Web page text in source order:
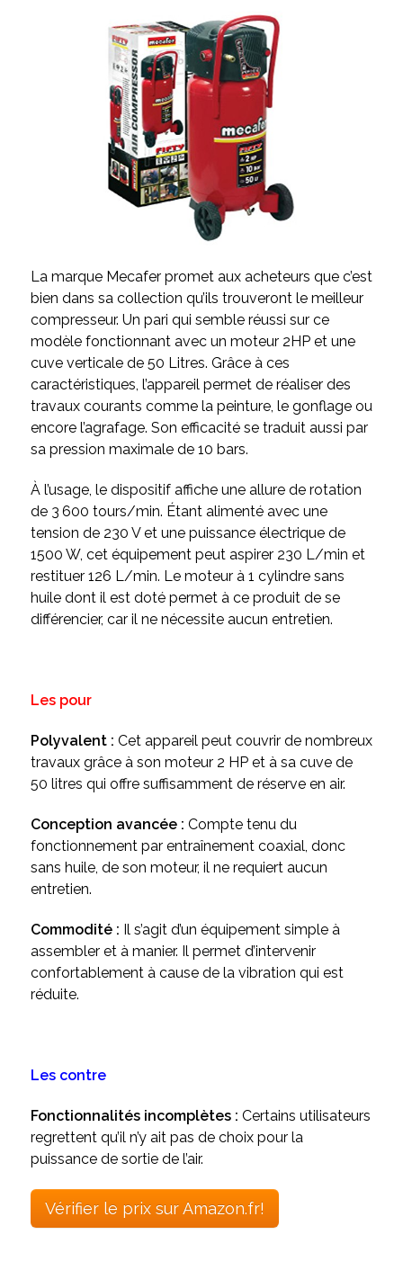
La marque Mecafer promet aux acheteurs que c’est
bien dans sa collection qu’ils trouveront le meilleur
compresseur. Un pari qui semble réussi sur ce
modèle fonctionnant avec un moteur 2HP et une
cuve verticale de 50 Litres. Grâce à ces
caractéristiques, l’appareil permet de réaliser des
travaux courants comme la peinture, le gonflage ou
encore l’agrafage. Son efficacité se traduit aussi par
sa pression maximale de 10 bars.
À l’usage, le dispositif affiche une allure de rotation
de 3 600 tours/min. Étant alimenté avec une
tension de 230 V et une puissance électrique de
1500 W, cet équipement peut aspirer 230 L/min et
restituer 126 L/min. Le moteur à 1 cylindre sans
huile dont il est doté permet à ce produit de se
différencier, car il ne nécessite aucun entretien.
Les pour
Polyvalent : Cet appareil peut couvrir de nombreux
travaux grâce à son moteur 2 HP et à sa cuve de
50 litres qui offre suffisamment de réserve en air.
Conception avancée : Compte tenu du
fonctionnement par entraînement coaxial, donc
sans huile, de son moteur, il ne requiert aucun
entretien.
Commodité : Il s’agit d’un équipement simple à
assembler et à manier. Il permet d’intervenir
confortablement à cause de la vibration qui est
réduite.
Les contre
Fonctionnalités incomplètes : Certains utilisateurs
regrettent qu’il n’y ait pas de choix pour la
puissance de sortie de l’air.
Vérifier le prix sur Amazon.fr!